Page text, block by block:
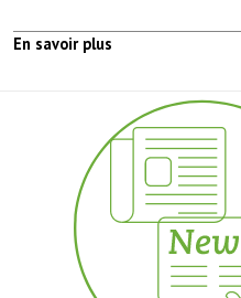
En savoir plus